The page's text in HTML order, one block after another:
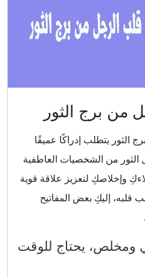
من برج الثور
الثور يتطلب إدراكًا عميقًا
الثور من الشخصيات العاطفية
وإخلاصكِ لتعزيز علاقة قوية
إليكِ بعض المفاتيح
ومخلص، يحتاج للوقت